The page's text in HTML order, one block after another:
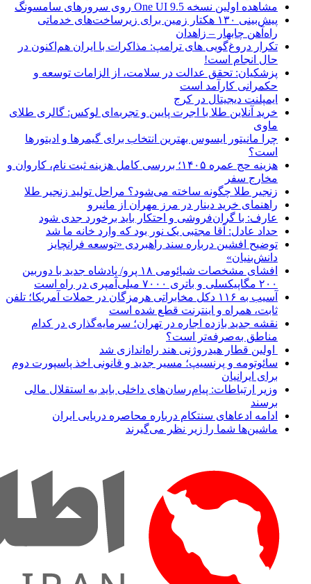
مشاهده اولین نسخه One UI 9.5 روی سرورهای سامسونگ
پیش‌بینی ۱۳۰ هکتار زمین برای زیرساخت‌های خدماتی
راه‌آهن چابهار – زاهدان
تکرار دروغ‌گویی های ترامپ: مذاکرات با ایران هم‌اکنون در
حال انجام است!
پزشکیان: تحقق عدالت در سلامت، از الزامات توسعه و
حکمرانی کارآمد است
ایمپلنت دیجیتال در کرج
خرید آنلاین طلا با اجرت پایین و تجربه‌ای لوکس: گالری طلای
ماوی
چرا مانیتور ایسوس بهترین انتخاب برای گیمرها و ادیتورها
است؟
هزینه حج عمره ۱۴۰۵؛ بررسی کامل هزینه ثبت نام، کاروان و
مخارج سفر
زنجیر طلا چگونه ساخته می‌شود؟ مراحل تولید زنجیر طلا
راهنمای خرید دینار در مرز مهران از مانیرو
عارف: با گران‌فروشی و احتکار باید برخورد جدی شود
حداد عادل: آقا مجتبی یک نور بود که وارد خانه ما شد
توضیح افشین درباره سند راهبردی «توسعه فرانچایز
دانش‌بنیان»
افشای مشخصات شیائومی ۱۸ پرو/ پادشاه جدید با دوربین
۲۰۰ مگاپیکسلی و باتری ۷۰۰۰ میلی‌آمپری در راه است
آسیب به ۱۱۶ دکل مخابراتی هرمزگان در حملات آمریکا؛ تلفن
ثابت، همراه و اینترنت ‌قطع شده است
نقشه جدید بازده اجاره در تهران؛ سرمایه‌گذاری در کدام
مناطق به‌صرفه‌تر است؟
اولین قطار هیدروژنی هند راه‌اندازی شد
سائوتومه و پرنسیپ؛ مسیر جدید و قانونی اخذ پاسپورت دوم
برای ایرانیان
وزیر ارتباطات: پیام‌رسان‌های داخلی باید به استقلال مالی
برسند
ادامه ادعاهای سنتکام درباره محاصره دریایی ایران
ماشین‌ها شما را زیر نظر می‌گیرند